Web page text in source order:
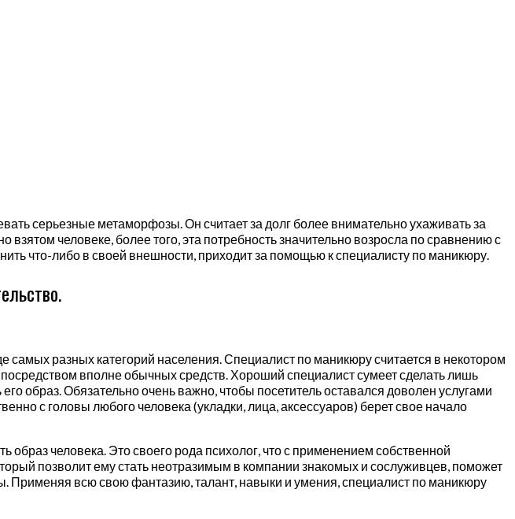
серьезные метаморфозы. Он считает за долг более внимательно ухаживать за
человеке, более того, эта потребность значительно возросла по сравнению с
что-либо в своей внешности, приходит за помощью к специалисту по маникюру.
самых разных категорий населения. Специалист по маникюру считается в некотором
вполне обычных средств. Хороший специалист сумеет сделать лишь
образ. Обязательно очень важно, чтобы посетитель оставался доволен услугами
с головы любого человека (укладки, лица, аксессуаров) берет свое начало
человека. Это своего рода психолог, что с применением собственной
позволит ему стать неотразимым в компании знакомых и сослуживцев, поможет
Применяя всю свою фантазию, талант, навыки и умения, специалист по маникюру